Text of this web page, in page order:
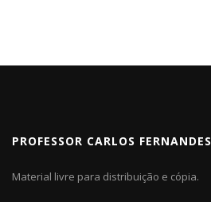
PROFESSOR CARLOS FERNANDES
Material livre para distribuição e cópia.